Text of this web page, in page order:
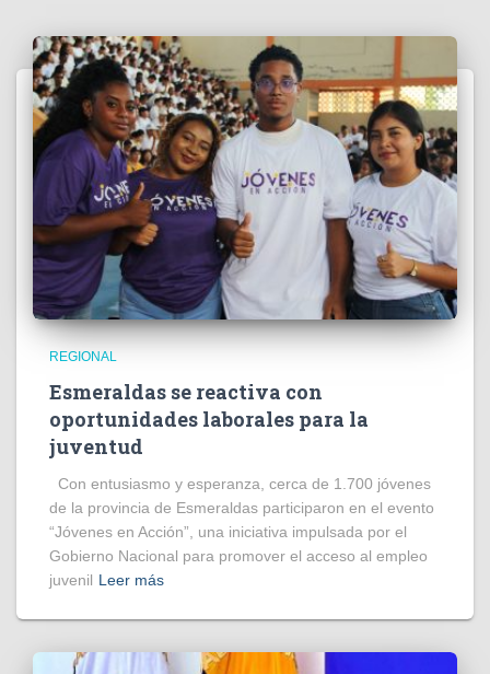
REGIONAL
Esmeraldas se reactiva con
oportunidades laborales para la
juventud
Con entusiasmo y esperanza, cerca de 1.700 jóvenes
de la provincia de Esmeraldas participaron en el evento
“Jóvenes en Acción”, una iniciativa impulsada por el
Gobierno Nacional para promover el acceso al empleo
juvenil Leer más